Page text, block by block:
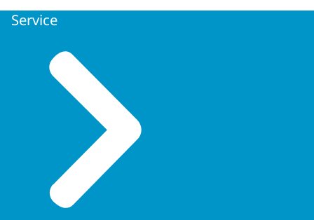
Wij gebruiken uw gegevens om uw vraag te
gegevens worden niet met derden gedeeld.
Hoelang bewaren wij uw gegevens?
Zodra wij uw vraag hebben beantwoord
worden uw gegevens uit onze systemen
verwijderd.
Wat zijn uw rechten?
Meer informatie over uw rechten vindt u op
Service